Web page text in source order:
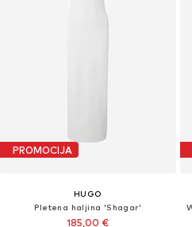
PROMOCIJA
HUGO
Pletena haljina 'Shagar'
185,00 €